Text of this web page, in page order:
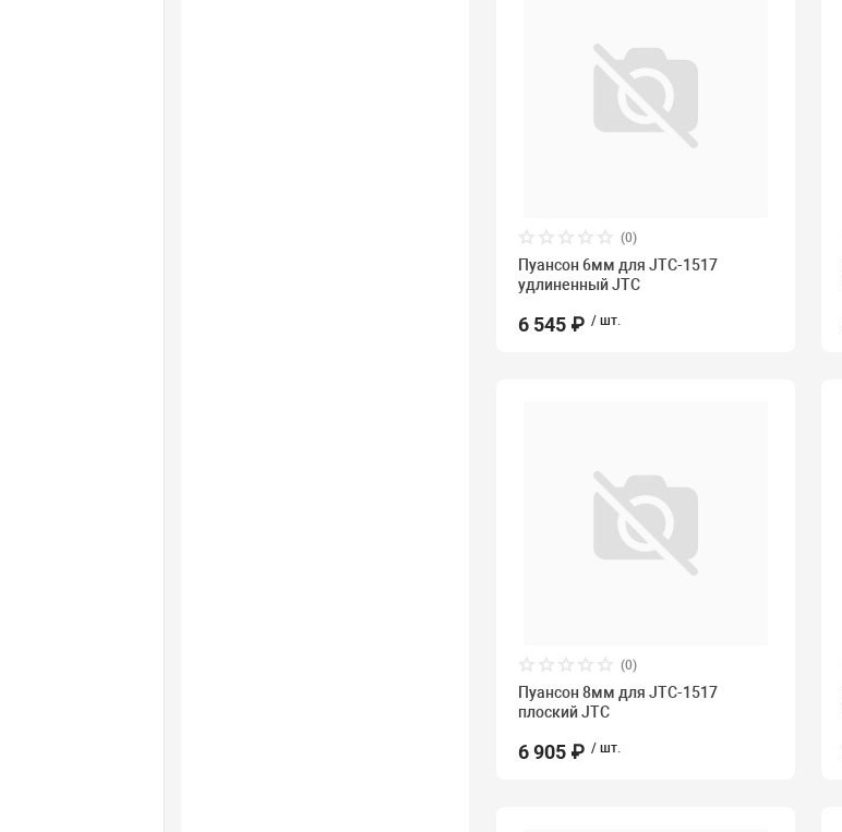
(0)
Пуансон 6мм для JTC-1517
удлиненный JTC
6 545 ₽ / шт.
(0)
Пуансон 8мм для JTC-1517
плоский JTC
6 905 ₽ / шт.